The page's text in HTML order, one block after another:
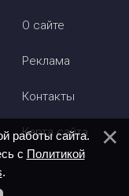
О сайте
Реклама
Контакты
Карта сайта
работы сайта.
с Политикой
.